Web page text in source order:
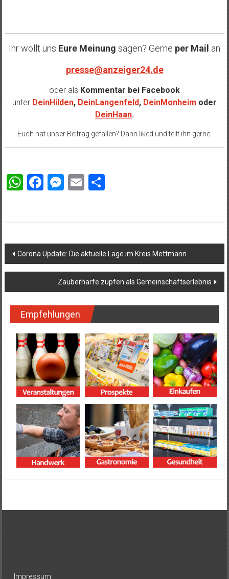
Ihr wollt uns Eure Meinung sagen? Gerne per Mail an
presse@anzeiger24.de
oder als Kommentar bei Facebook
unter DeinHilden, DeinLangenfeld, DeinMonheim oder
DeinHaan.
Euch hat unser Beitrag gefallen? Dann liked und teilt ihn gerne.
WhatsApp
Facebook
Messenger
EmailTeilen
Beitragsnavigation
Corona Update: Die aktuelle Lage im Kreis Mettmann
Zauberharfe zupfen als Gemeinschaftserlebnis
Empfehlungen
Impressum